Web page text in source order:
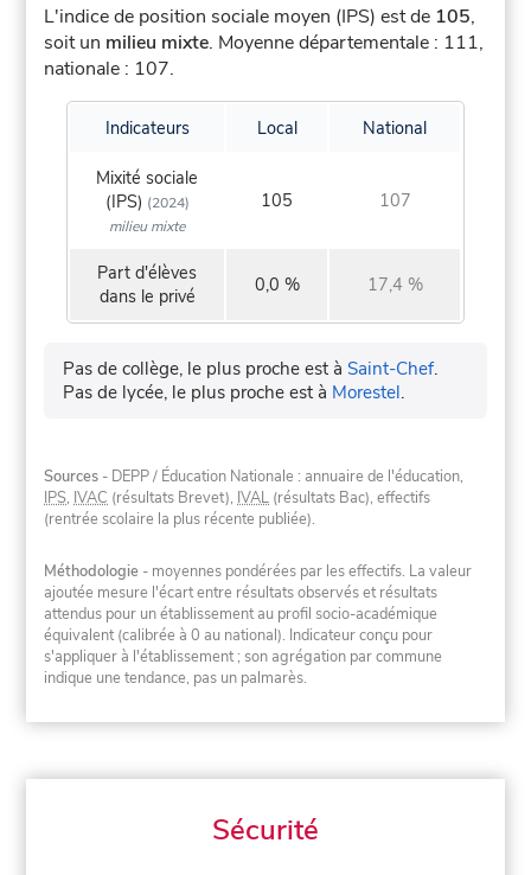
L'indice de position sociale moyen (IPS) est de 105,
soit un milieu mixte. Moyenne départementale : 111,
nationale : 107.
Indicateurs Local National
Mixité sociale
(IPS) (2024)
milieu mixte
105 107
Part d'élèves
dans le privé
0,0 % 17,4 %
Pas de collège, le plus proche est àSaint-Chef.
Pas de lycée, le plus proche est à Morestel.
Sources - DEPP / Éducation Nationale : annuaire de l'éducation,
IPS, IVAC (résultats Brevet), IVAL (résultats Bac), effectifs
(rentrée scolaire la plus récente publiée).
Méthodologie - moyennes pondérées par les effectifs. La valeur
ajoutée mesure l'écart entre résultats observés et résultats
attendus pour un établissement au profil socio-académique
équivalent (calibrée à 0 au national). Indicateur conçu pour
s'appliquer à l'établissement ; son agrégation par commune
indique une tendance, pas un palmarès.
Sécurité